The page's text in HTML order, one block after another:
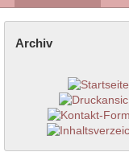
Archiv